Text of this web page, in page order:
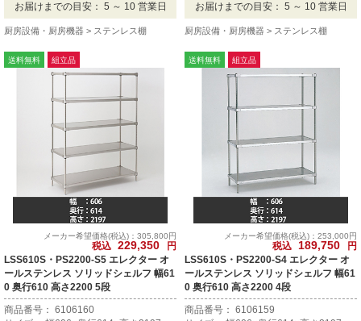
お届けまでの目安： 5 ～ 10 営業日
厨房設備・厨房機器 ステンレス棚
お届けまでの目安： 5 ～ 10 営業日
厨房設備・厨房機器 ステンレス棚
送料無料 組立品
メーカー希望価格(税込)：305,800円
税込 229,350
円
LSS610S・PS2200-S5 エレクター オ
ールステンレス ソリッドシェルフ 幅61
0 奥行610 高さ2200 5段
商品番号： 6106160
送料無料 組立品
メーカー希望価格(税込)：253,000円
税込 189,750
円
LSS610S・PS2200-S4 エレクター オ
ールステンレス ソリッドシェルフ 幅61
0 奥行610 高さ2200 4段
商品番号： 6106159